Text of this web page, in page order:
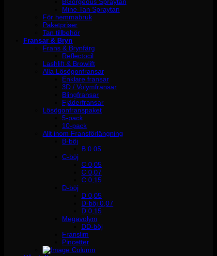
Mine Tan Spraytan
För hemmabruk
Paketpriser
Tan tillbehör
Fransar & Bryn
Frans & Brynfärg
Reflectocil
Lashlift & Browlift
Alla Lösögonfransar
Enklare fransar
3D / Volymfransar
Blingfransar
Fjäderfransar
Lösögonfranspaket
5-pack
10-pack
Allt inom Fransförlängning
B-böj
B 0.05
C-böj
C 0,05
C 0,07
C 0,15
D-böj
D 0,05
D-böj 0,07
D 0,15
Megavolym
DD-böj
Franslim
Pincetter